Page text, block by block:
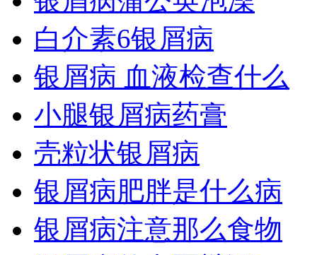
白介素6银屑病
银屑病 血液检查什么
小腿银屑病药膏
壳粒状银屑病
银屑病肥胖是什么病
银屑病注意那么食物